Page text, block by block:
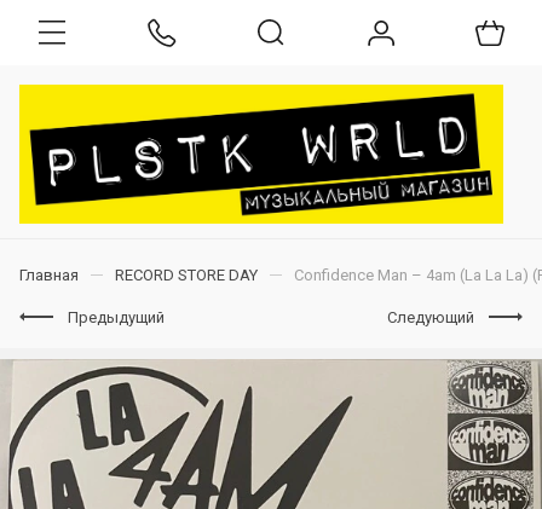
Главная RECORD STORE DAY Confidence Man – 4am (La La La)
Предыдущий Следующий